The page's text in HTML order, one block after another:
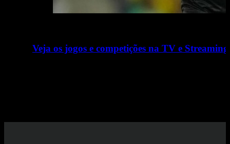
Veja os jogos e competições na TV e Streaming